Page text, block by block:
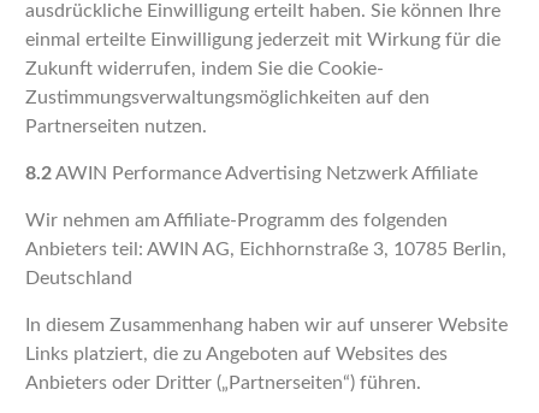
ausdrückliche Einwilligung erteilt haben. Sie können Ihre
einmal erteilte Einwilligung jederzeit mit Wirkung für die
Zukunft widerrufen, indem Sie die Cookie-
Zustimmungsverwaltungsmöglichkeiten auf den
Partnerseiten nutzen.
8.2AWIN Performance Advertising Netzwerk Affiliate
Wir nehmen am Affiliate-Programm des folgenden
Anbieters teil: AWIN AG, Eichhornstraße 3, 10785 Berlin,
Deutschland
In diesem Zusammenhang haben wir auf unserer Website
Links platziert, die zu Angeboten auf Websites des
Anbieters oder Dritter („Partnerseiten“) führen.